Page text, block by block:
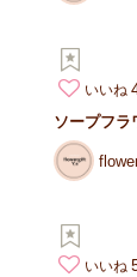
いいね
ソープフラ
いいね